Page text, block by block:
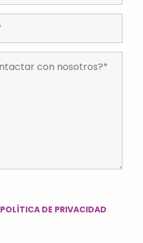
POLÍTICA DE PRIVACIDAD